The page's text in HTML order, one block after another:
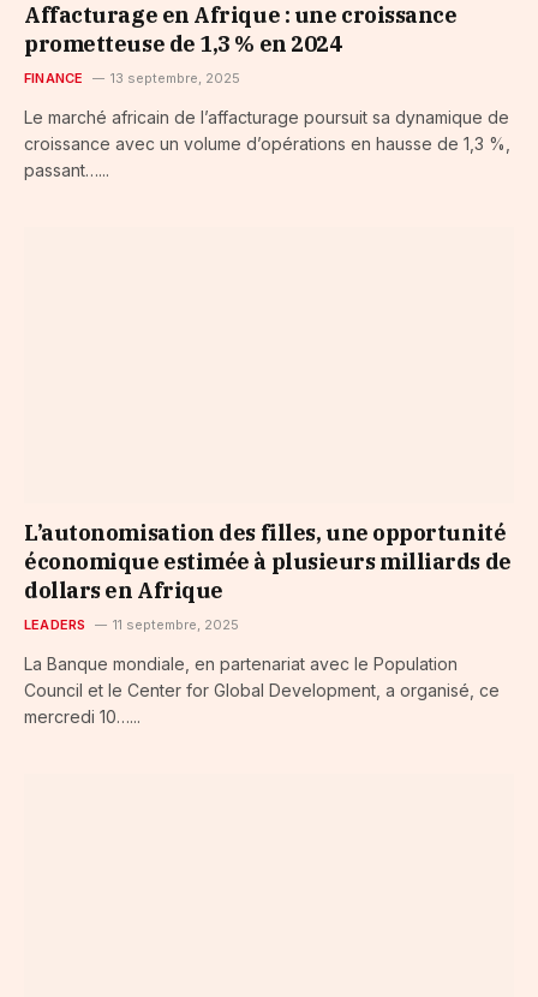
Affacturage en Afrique : une croissance
prometteuse de 1,3 % en 2024
FINANCE 13 septembre, 2025
Le marché africain de l’affacturage poursuit sa dynamique de
croissance avec un volume d’opérations en hausse de 1,3 %,
passant…...
L’autonomisation des filles, une opportunité
économique estimée à plusieurs milliards de
dollars en Afrique
LEADERS 11 septembre, 2025
La Banque mondiale, en partenariat avec le Population
Council et le Center for Global Development, a organisé, ce
mercredi 10…...